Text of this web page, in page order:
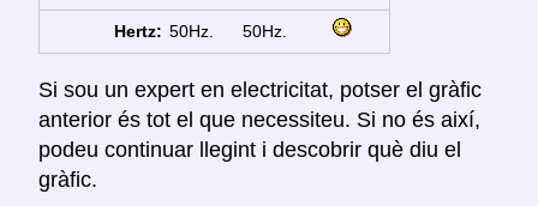
Hertz: 50Hz. 50Hz.
Si sou un expert en electricitat, potser el gràfic
anterior és tot el que necessiteu. Si no és així,
podeu continuar llegint i descobrir què diu el
gràfic.